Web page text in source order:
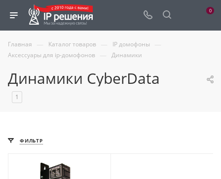
0
Главная — Каталог товаров — IP домофоны —
Аксессуары для ip-домофонов — Динамики
Динамики CyberData
1
ФИЛЬТР